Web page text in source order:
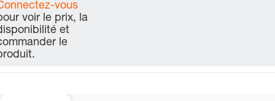
vous
voir le prix, la
et
le